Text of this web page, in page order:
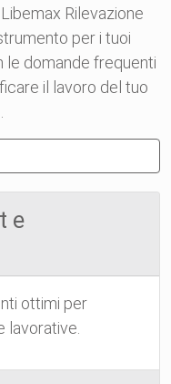
Rilevazione
per i tuoi
le domande frequenti
il lavoro del tuo
e
ottimi per
lavorative.